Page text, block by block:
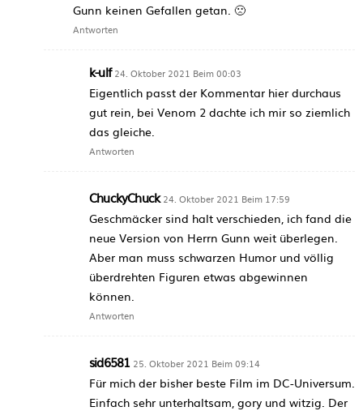
Gunn keinen Gefallen getan. 🙁
Antworten
k-ulf 24. Oktober 2021 Beim 00:03
Eigentlich passt der Kommentar hier durchaus
gut rein, bei Venom 2 dachte ich mir so ziemlich
das gleiche.
Antworten
ChuckyChuck 24. Oktober 2021 Beim 17:59
Geschmäcker sind halt verschieden, ich fand die
neue Version von Herrn Gunn weit überlegen.
Aber man muss schwarzen Humor und völlig
überdrehten Figuren etwas abgewinnen
können.
Antworten
sid6581 25. Oktober 2021 Beim 09:14
Für mich der bisher beste Film im DC-Universum.
Einfach sehr unterhaltsam, gory und witzig. Der